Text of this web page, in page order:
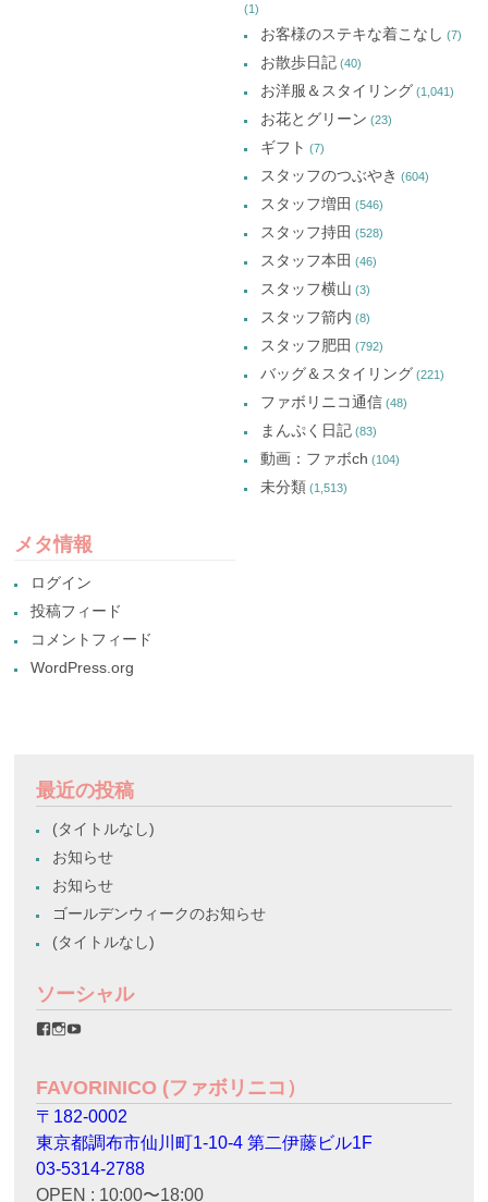
(1)
お客様のステキな着こなし (7)
お散歩日記(40)
お洋服＆スタイリング (1,041)
お花とグリーン (23)
ギフト (7)
スタッフのつぶやき (604)
スタッフ増田 (546)
スタッフ持田 (528)
スタッフ本田 (46)
スタッフ横山 (3)
スタッフ箭内 (8)
スタッフ肥田 (792)
バッグ＆スタイリング (221)
ファボリニコ通信(48)
まんぷく日記(83)
動画：ファボch (104)
未分類 (1,513)
メタ情報
ログイン
投稿フィード
コメントフィード
WordPress.org
最近の投稿
(タイトルなし)
お知らせ
お知らせ
ゴールデンウィークのお知らせ
(タイトルなし)
ソーシャル
favorinico.jp
プ
ロ
フ
ィ
ー
ル
を
Facebook
favorinico.jp
プ
ロ
フ
ィ
ー
ル
を
Instagram
プ
ロ
フ
ィ
ー
ル
を
YouTube
FAVORINICO (ファボリニコ）
〒182-0002
東京都調布市仙川町1-10-4 第二伊藤ビル1F
03-5314-2788
OPEN : 10:00〜18:00